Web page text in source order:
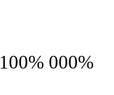
000%